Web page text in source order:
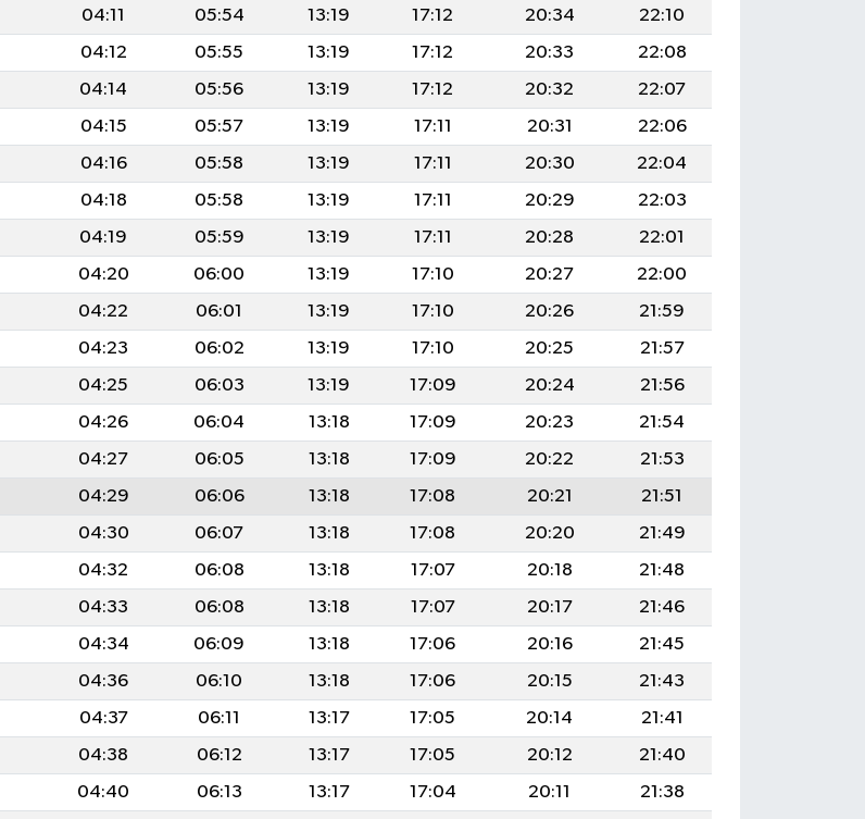
04:11 05:54 13:19 17:12 20:34
22:10
04:12 05:55 13:19 17:12 20:33
22:08
04:14 05:56 13:19 17:12 20:32
22:07
04:15 05:57 13:19 17:11 20:31
22:06
04:16 05:58 13:19 17:11 20:30
22:04
04:18 05:58 13:19 17:11 20:29
22:03
04:19 05:59 13:19 17:11 20:28
22:01
04:20 06:00 13:19 17:10 20:27
22:00
04:22 06:01 13:19 17:10 20:26
21:59
04:23 06:02 13:19 17:10 20:25
21:57
04:25 06:03 13:19 17:09 20:24
21:56
04:26 06:04 13:18 17:09 20:23
21:54
04:27 06:05 13:18 17:09 20:22
21:53
04:29 06:06 13:18 17:08 20:21
21:51
04:30 06:07 13:18 17:08 20:20
21:49
04:32 06:08 13:18 17:07 20:18
21:48
04:33 06:08 13:18 17:07 20:17
21:46
04:34 06:09 13:18 17:06 20:16
21:45
04:36 06:10 13:18 17:06 20:15
21:43
04:37 06:11 13:17 17:05 20:14
21:41
04:38 06:12 13:17 17:05 20:12
21:40
04:40 06:13 13:17 17:04 20:11
21:38